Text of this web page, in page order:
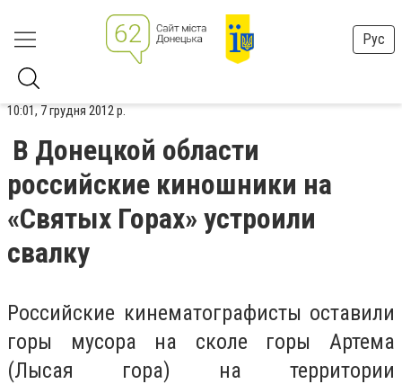
Рус
10:01, 7 грудня 2012 р.
В Донецкой области
российские киношники на
«Святых Горах» устроили
свалку
Российские кинематографисты оставили
горы мусора на сколе горы Артема
(Лысая гора) на территории